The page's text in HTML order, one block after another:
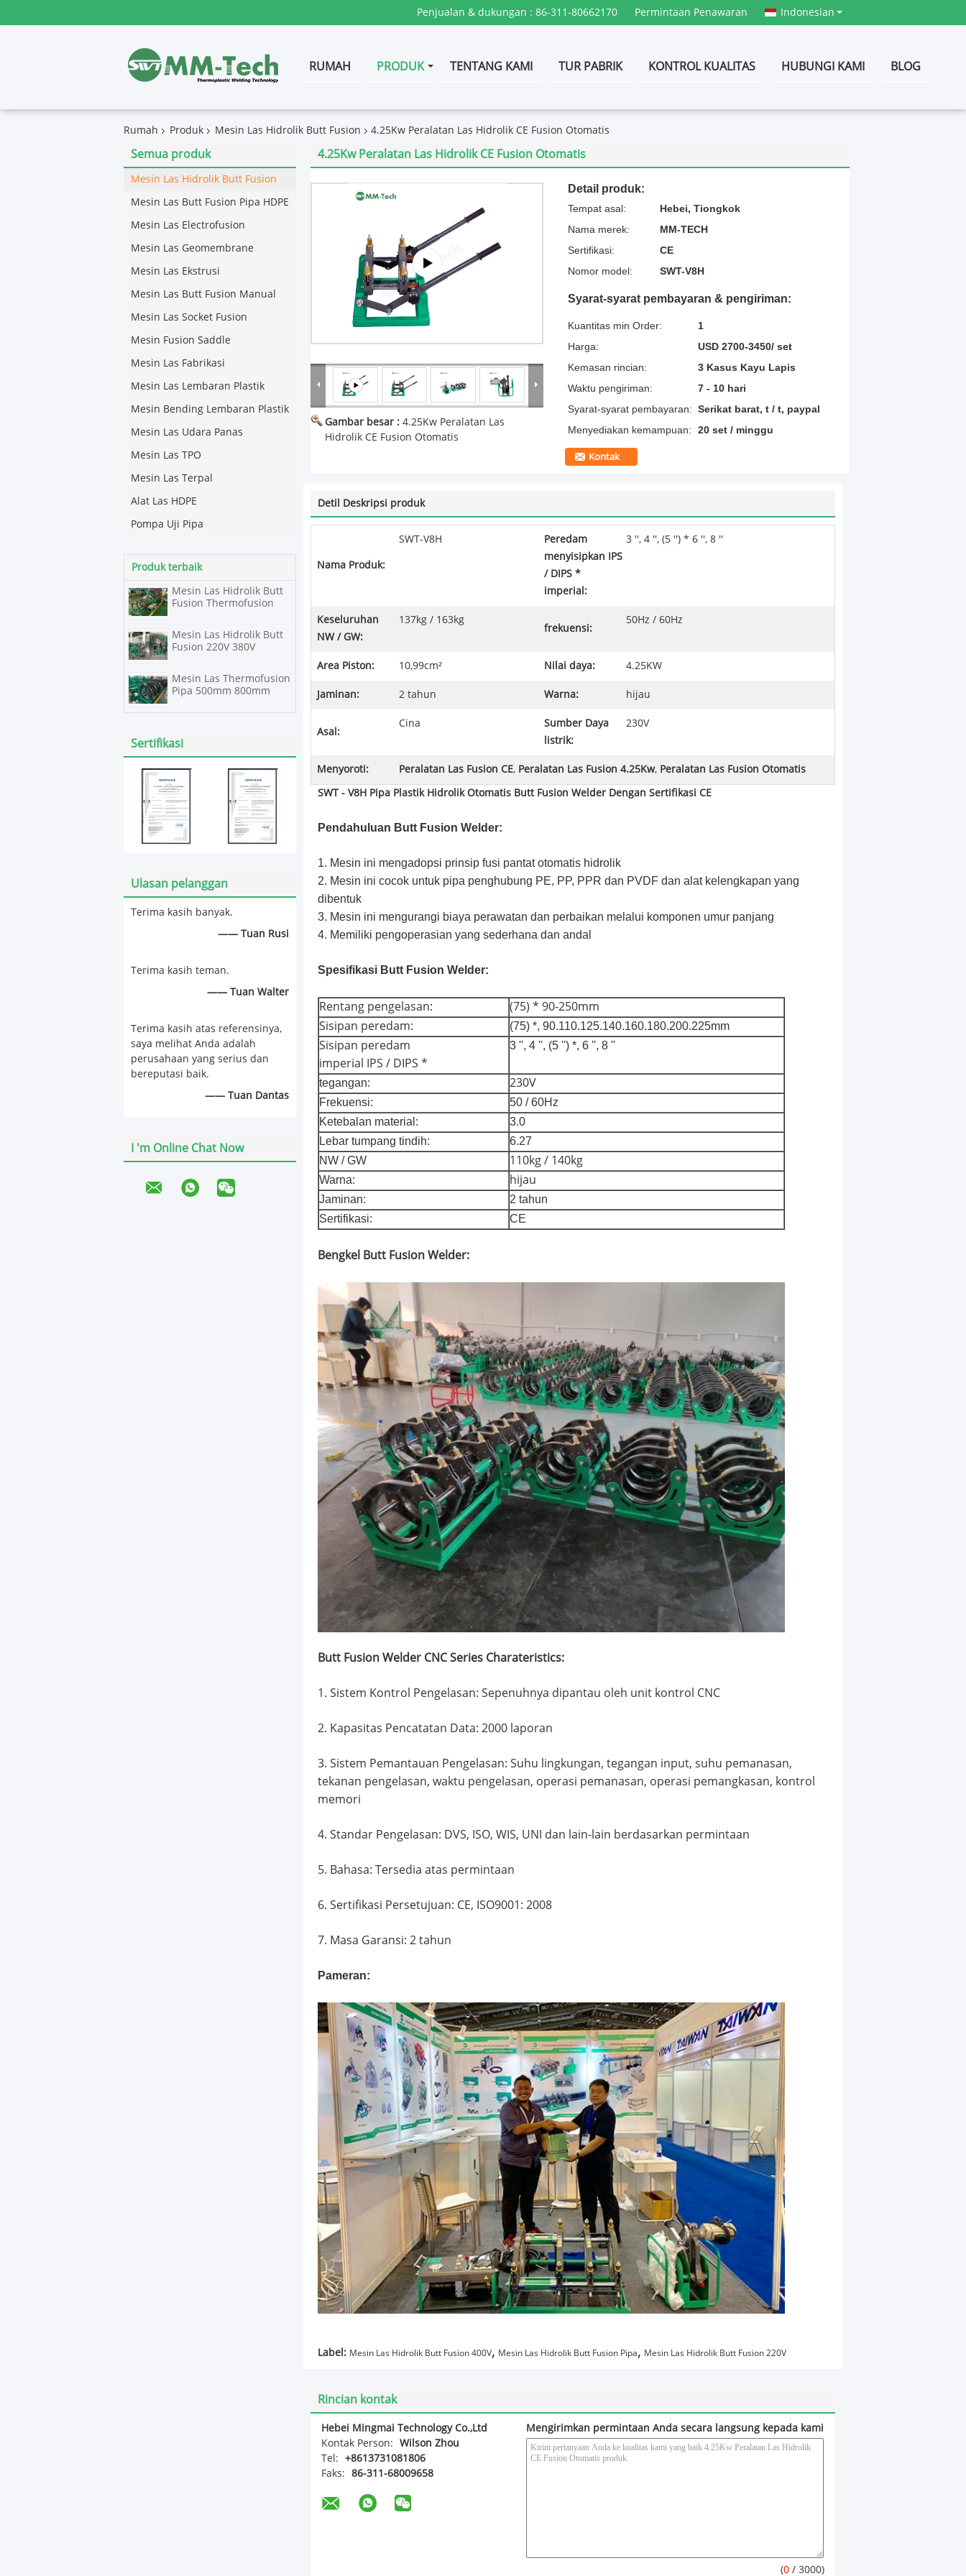
Penjualan & dukungan : 86-311-80662170 Permintaan Penawaran Indonesian
RUMAH PRODUK TENTANG KAMI TUR PABRIK KONTROL KUALITAS HUBUNGI KAMI BLOG
Rumah Produk Mesin Las Hidrolik Butt Fusion 4.25Kw Peralatan Las Hidrolik CE Fusion Otomatis
Semua produk
Mesin Las Hidrolik Butt Fusion
Mesin Las Butt Fusion Pipa HDPE
Mesin Las Electrofusion
Mesin Las Geomembrane
Mesin Las Ekstrusi
Mesin Las Butt Fusion Manual
Mesin Las Socket Fusion
Mesin Fusion Saddle
Mesin Las Fabrikasi
Mesin Las Lembaran Plastik
Mesin Bending Lembaran Plastik
Mesin Las Udara Panas
Mesin Las TPO
Mesin Las Terpal
Alat Las HDPE
Pompa Uji Pipa
Produk terbaik
Mesin Las Hidrolik Butt
Fusion Thermofusion
Mesin Las Hidrolik Butt
Fusion 220V 380V
Mesin Las Thermofusion
Pipa 500mm 800mm
Sertifikasi
Ulasan pelanggan
Terima kasih banyak.
—— Tuan Rusi
Terima kasih teman.
—— Tuan Walter
Terima kasih atas referensinya,
saya melihat Anda adalah
perusahaan yang serius dan
bereputasi baik.
—— Tuan Dantas
I 'm Online Chat Now
4.25Kw Peralatan Las Hidrolik CE Fusion Otomatis
Gambar besar : 4.25Kw Peralatan Las
Hidrolik CE Fusion Otomatis
Detail produk:
Tempat asal:
Hebei, Tiongkok
Nama merek:
MM-TECH
Sertifikasi:
CE
Nomor model:
SWT-V8H
Syarat-syarat pembayaran & pengiriman:
Kuantitas min Order:
1
Harga:
USD 2700-3450/ set
Kemasan rincian:
3 Kasus Kayu Lapis
Waktu pengiriman:
7 - 10 hari
Syarat-syarat pembayaran: Serikat barat, t / t, paypal
Menyediakan kemampuan:
20 set / minggu
Kontak
Detil Deskripsi produk
Nama Produk:
SWT-V8H
Peredam
menyisipkan IPS
/ DIPS *
imperial:
3 '', 4 '', (5 '') * 6 '', 8 ''
Keseluruhan
NW / GW:
137kg / 163kg
frekuensi:
50Hz / 60Hz
Area Piston: 10,99cm² Nilai daya: 4.25KW
Jaminan: 2 tahun Warna: hijau
Asal:
Cina
Sumber Daya
listrik:
230V
Menyoroti: Peralatan Las Fusion CE, Peralatan Las Fusion 4.25Kw, Peralatan Las Fusion Otomatis
SWT - V8H Pipa Plastik Hidrolik Otomatis Butt Fusion Welder Dengan Sertifikasi CE
Pendahuluan Butt Fusion Welder:
1. Mesin ini mengadopsi prinsip fusi pantat otomatis hidrolik
2. Mesin ini cocok untuk pipa penghubung PE, PP, PPR dan PVDF dan alat kelengkapan yang
dibentuk
3. Mesin ini mengurangi biaya perawatan dan perbaikan melalui komponen umur panjang
4. Memiliki pengoperasian yang sederhana dan andal
Spesifikasi Butt Fusion Welder:
Rentang pengelasan:
(75) * 90-250mm
Sisipan peredam:
(75) *, 90.110.125.140.160.180.200.225mm
Sisipan peredam
imperial IPS / DIPS *
3 '', 4 '', (5 '') *, 6 '', 8 ''
tegangan: 230V
Frekuensi:
50 / 60Hz
Ketebalan material:
3.0
Lebar tumpang tindih:
6.27
NW / GW
110kg / 140kg
Warna: hijau
Jaminan:
2 tahun
Sertifikasi:
CE
Bengkel Butt Fusion Welder:
Butt Fusion Welder CNC Series Charateristics:
1. Sistem Kontrol Pengelasan: Sepenuhnya dipantau oleh unit kontrol CNC
2. Kapasitas Pencatatan Data: 2000 laporan
3. Sistem Pemantauan Pengelasan: Suhu lingkungan, tegangan input, suhu pemanasan,
tekanan pengelasan, waktu pengelasan, operasi pemanasan, operasi pemangkasan, kontrol
memori
4. Standar Pengelasan: DVS, ISO, WIS, UNI dan lain-lain berdasarkan permintaan
5. Bahasa: Tersedia atas permintaan
6. Sertifikasi Persetujuan: CE, ISO9001: 2008
7. Masa Garansi: 2 tahun
Pameran:
Label: Mesin Las Hidrolik Butt Fusion 400V, Mesin Las Hidrolik Butt Fusion Pipa, Mesin Las Hidrolik Butt Fusion 220V
Rincian kontak
Hebei Mingmai Technology Co.,Ltd
Kontak Person: Wilson Zhou
Tel: +8613731081806
Faks: 86-311-68009658
Mengirimkan permintaan Anda secara langsung kepada kami
(0 / 3000)